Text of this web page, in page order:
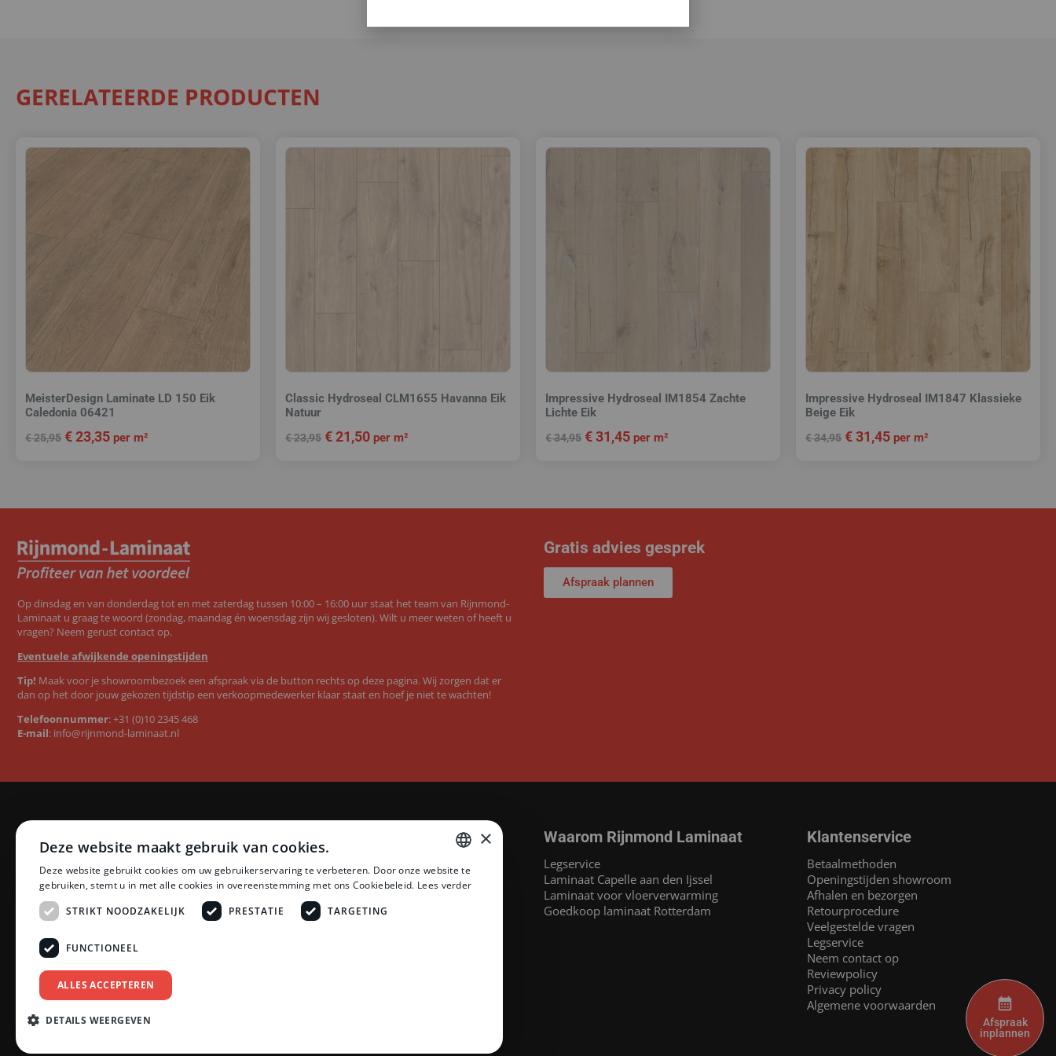
GERELATEERDE PRODUCTEN
MeisterDesign Laminate LD 150 Eik
Caledonia 06421
€25,95 €23,35 per m²
Classic Hydroseal CLM1655 Havanna Eik
Natuur
€23,95 €21,50 per m²
Impressive Hydroseal IM1854 Zachte
Lichte Eik
€34,95 €31,45 per m²
Impressive Hydroseal IM1847 Klassieke
Beige Eik
€34,95 €31,45 per m²
Op dinsdag en van donderdag tot en met zaterdag tussen 10:00 – 16:00 uur staat het team van Rijnmond-
Laminaat u graag te woord (zondag, maandag én woensdag zijn wij gesloten). Wilt u meer weten of heeft u
vragen? Neem gerust contact op.
Eventuele afwijkende openingstijden
Tip! Maak voor je showroombezoek een afspraak via de button rechts op deze pagina. Wij zorgen dat er
dan op het door jouw gekozen tijdstip een verkoopmedewerker klaar staat en hoef je niet te wachten!
Telefoonnummer:+31 (0)10 2345 468
E-mail: info@rijnmond-laminaat.nl
Gratis advies gesprek
Afspraak plannen
Categorieën
Laminaat
PVC vloeren
Ondervloeren
Plinten
Accessoires
Zonwering
Schoonmaak en Onderhoud
Merken
Quick-Step laminaat
Floer PVC MEGAMAT©
Floer laminaat
Ambiant laminaat
Waarom Rijnmond Laminaat
Legservice
Laminaat Capelle aan den Ijssel
Laminaat voor vloerverwarming
Goedkoop laminaat Rotterdam
Klantenservice
Betaalmethoden
Openingstijden showroom
Afhalen en bezorgen
Retourprocedure
Veelgestelde vragen
Legservice
Neem contact op
Reviewpolicy
Privacy policy
Algemene voorwaarden
Afspraak
inplannen
DUTCH
×
Deze website maakt gebruik van cookies.
Deze website gebruikt cookies om uw gebruikerservaring te verbeteren. Door onze website te
gebruiken, stemt u in met alle cookies in overeenstemming met ons Cookiebeleid. Lees verder
STRIKT NOODZAKELIJK
PRESTATIE TARGETING
FUNCTIONEEL
ALLES ACCEPTEREN
DETAILS WEERGEVEN